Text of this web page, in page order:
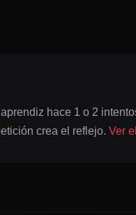
hace 1 o 2
crea el reflejo. Ver